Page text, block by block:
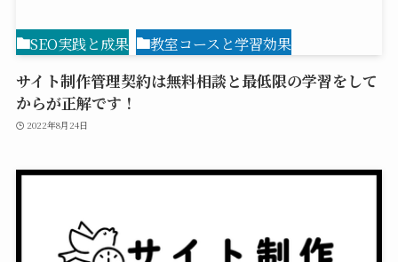
SEO実践と成果 教室コースと学習効果
サイト制作管理契約は無料相談と最低限の学習をして
からが正解です！
2022年8月24日